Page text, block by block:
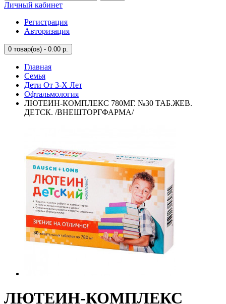
Личный кабинет
Регистрация
Авторизация
0 товар(ов) - 0.00 р.
Главная
Семья
Дети От 3-Х Лет
Офтальмология
ЛЮТЕИН-КОМПЛЕКС 780МГ. №30 ТАБ.ЖЕВ.
ДЕТСК. /ВНЕШТОРГФАРМА/
ЛЮТЕИН-КОМПЛЕКС